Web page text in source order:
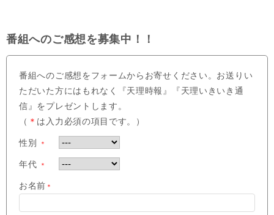
番組へのご感想を募集中！！
番組へのご感想をフォームからお寄せください。お送りい
ただいた方にはもれなく『天理時報』『天理いきいき通
信』をプレゼントします。
（ ＊ は入力必須の項目です。）
性別 ＊
年代 ＊
お名前 ＊